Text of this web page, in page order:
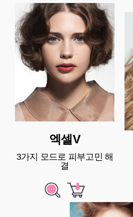
엑셀V
3가지 모드로 피부고민 해
결